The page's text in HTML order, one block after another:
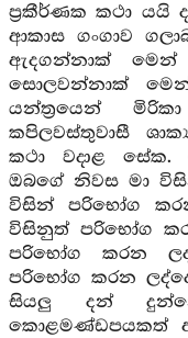
ප්‍රකීර්ණක කථා යයි
ආකාස ගංගාව
ඇදගන්නාක්
සොලවන්නාක්
යන්ත්‍රයෙන්
කපිලවස්තුවාසී
කථා වදාළ සේක.
ඔබගේ නිවස මා
විසින් පරිභෝග
විසිනුත් පරිභෝග
පරිභෝග කරන
පරිභෝග කරන
සියලු දන්
කොළමණ්ඩපයකත්